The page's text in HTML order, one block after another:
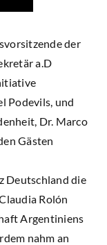
der
a.D
Podevils, und
Dr. Marco
Gästen
Deutschland die
Rolón
Argentiniens
nahm an